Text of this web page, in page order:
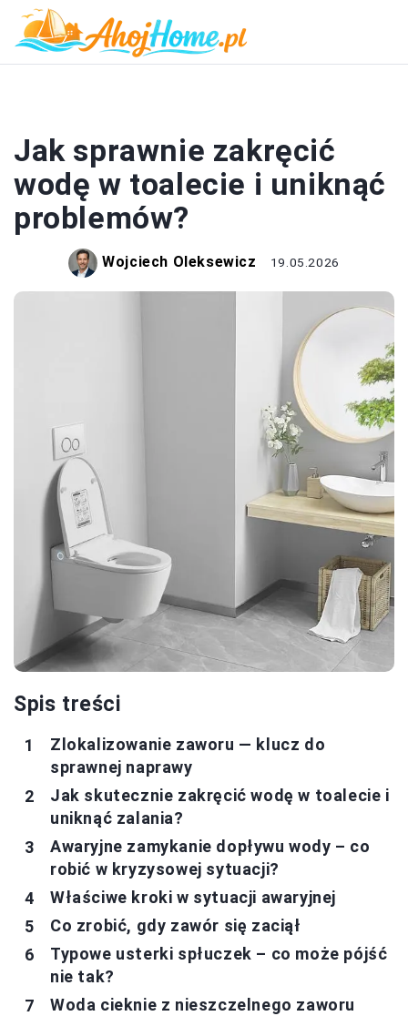
Jak sprawnie zakręcić
wodę w toalecie i uniknąć
problemów?
Wojciech Oleksewicz 19.05.2026
Spis treści
Zlokalizowanie zaworu — klucz do
sprawnej naprawy
Jak skutecznie zakręcić wodę w toalecie i
uniknąć zalania?
Awaryjne zamykanie dopływu wody – co
robić w kryzysowej sytuacji?
Właściwe kroki w sytuacji awaryjnej
Co zrobić, gdy zawór się zaciął
Typowe usterki spłuczek – co może pójść
nie tak?
Woda cieknie z nieszczelnego zaworu